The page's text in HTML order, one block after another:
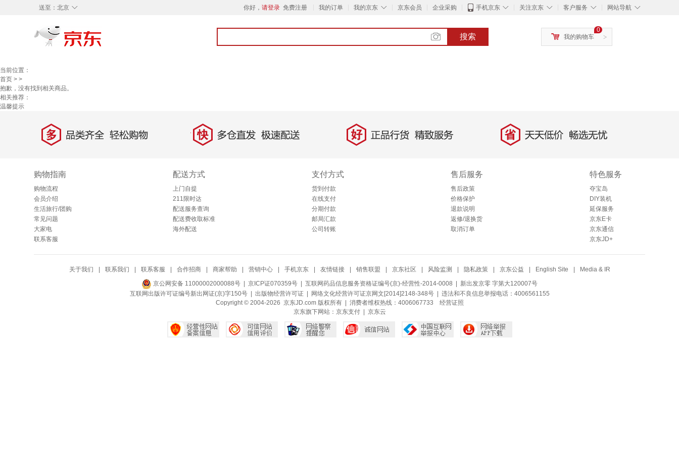
◇
送至： 北京 你好， 请登录 免费注册 我的订单 ◇
我的京东 京东会员 企业采购 ◇
手机京东 ◇
关注京东 ◇
客户服务 ◇
网站导航
搜索 >
0
我的购物车
当前位置：
首页 > >
抱歉，没有找到相关商品。
相关推荐：
温馨提示
多 品类齐全，轻松购物 快 多仓直发，极速配送 好 正品行货，精致服务 省 天天低价，畅选无忧
购物指南
购物流程
会员介绍
生活旅行/团购
常见问题
大家电
联系客服
配送方式
上门自提
211限时达
配送服务查询
配送费收取标准
海外配送
支付方式
货到付款
在线支付
分期付款
邮局汇款
公司转账
售后服务
售后政策
价格保护
退款说明
返修/退换货
取消订单
特色服务
夺宝岛
DIY装机
延保服务
京东E卡
京东通信
京东JD+
关于我们 联系我们 联系客服 合作招商 商家帮助 营销中心 手机京东 友情链接 销售联盟 京东社区 风险监测 隐私政策 京东公益 English Site Media & IR
京公网安备 11000002000088号 | 京ICP证070359号 | 互联网药品信息服务资格证编号(京)-经营性-2014-0008 | 新出发京零 字第大120007号
互联网出版许可证编号新出网证(京)字150号 | 出版物经营许可证| 网络文化经营许可证京网文[2014]2148-348号| 违法和不良信息举报电话：4006561155
Copyright © 2004-2026 京东JD.com 版权所有 | 消费者维权热线：4006067733 经营证照
京东旗下网站： 京东支付| 京东云